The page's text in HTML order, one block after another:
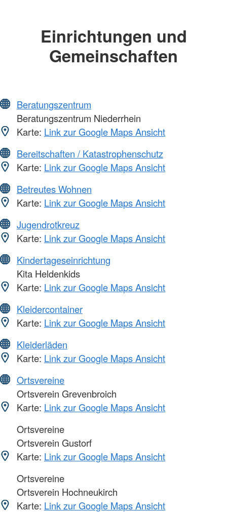
Einrichtungen und
Gemeinschaften
Beratungszentrum
Beratungszentrum Niederrhein
Karte: Link zur Google Maps Ansicht
Bereitschaften / Katastrophenschutz
Karte: Link zur Google Maps Ansicht
Betreutes Wohnen
Karte: Link zur Google Maps Ansicht
Jugendrotkreuz
Karte: Link zur Google Maps Ansicht
Kindertageseinrichtung
Kita Heldenkids
Karte: Link zur Google Maps Ansicht
Kleidercontainer
Karte: Link zur Google Maps Ansicht
Kleiderläden
Karte: Link zur Google Maps Ansicht
Ortsvereine
Ortsverein Grevenbroich
Karte: Link zur Google Maps Ansicht
Ortsvereine
Ortsverein Gustorf
Karte: Link zur Google Maps Ansicht
Ortsvereine
Ortsverein Hochneukirch
Karte: Link zur Google Maps Ansicht